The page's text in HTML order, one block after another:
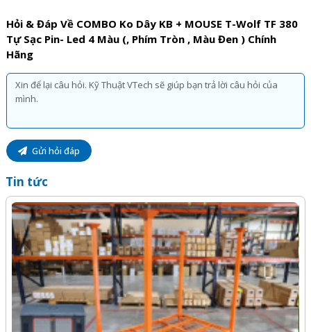
Hỏi & Đáp Về COMBO Ko Dây KB + MOUSE T-Wolf TF 380
Tự Sạc Pin- Led 4 Màu (, Phím Tròn , Màu Đen ) Chính
Hãng
Gửi hỏi đáp
Tin tức